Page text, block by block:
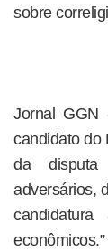
sobre
Jornal GGN
candidato do
da
adversários,